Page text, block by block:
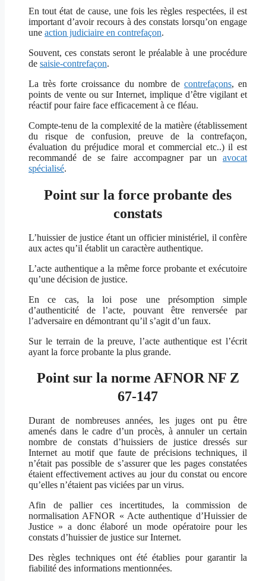
En tout état de cause, une fois les règles respectées, il est
important d’avoir recours à des constats lorsqu’on engage
une action judiciaire en contrefaçon.
Souvent, ces constats seront le préalable à une procédure
de saisie-contrefaçon.
La très forte croissance du nombre de contrefaçons, en
points de vente ou sur Internet, implique d’être vigilant et
réactif pour faire face efficacement à ce fléau.
Compte-tenu de la complexité de la matière (établissement
du risque de confusion, preuve de la contrefaçon,
évaluation du préjudice moral et commercial etc..) il est
recommandé de se faire accompagner par un avocat
spécialisé.
Point sur la force probante des
constats
L’huissier de justice étant un officier ministériel, il confère
aux actes qu’il établit un caractère authentique.
L’acte authentique a la même force probante et exécutoire
qu’une décision de justice.
En ce cas, la loi pose une présomption simple
d’authenticité de l’acte, pouvant être renversée par
l’adversaire en démontrant qu’il s’agit d’un faux.
Sur le terrain de la preuve, l’acte authentique est l’écrit
ayant la force probante la plus grande.
Point sur la norme AFNOR NF Z
67-147
Durant de nombreuses années, les juges ont pu être
amenés dans le cadre d’un procès, à annuler un certain
nombre de constats d’huissiers de justice dressés sur
Internet au motif que faute de précisions techniques, il
n’était pas possible de s’assurer que les pages constatées
étaient effectivement actives au jour du constat ou encore
qu’elles n’étaient pas viciées par un virus.
Afin de pallier ces incertitudes, la commission de
normalisation AFNOR « Acte authentique d’Huissier de
Justice » a donc élaboré un mode opératoire pour les
constats d’huissier de justice sur Internet.
Des règles techniques ont été établies pour garantir la
fiabilité des informations mentionnées.